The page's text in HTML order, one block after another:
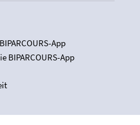
App
BIPARCOURS-App